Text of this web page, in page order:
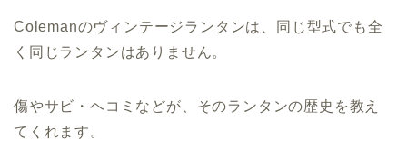
Colemanのヴィンテージランタンは、同じ型式でも全
く同じランタンはありません。
傷やサビ・ヘコミなどが、そのランタンの歴史を教え
てくれます。